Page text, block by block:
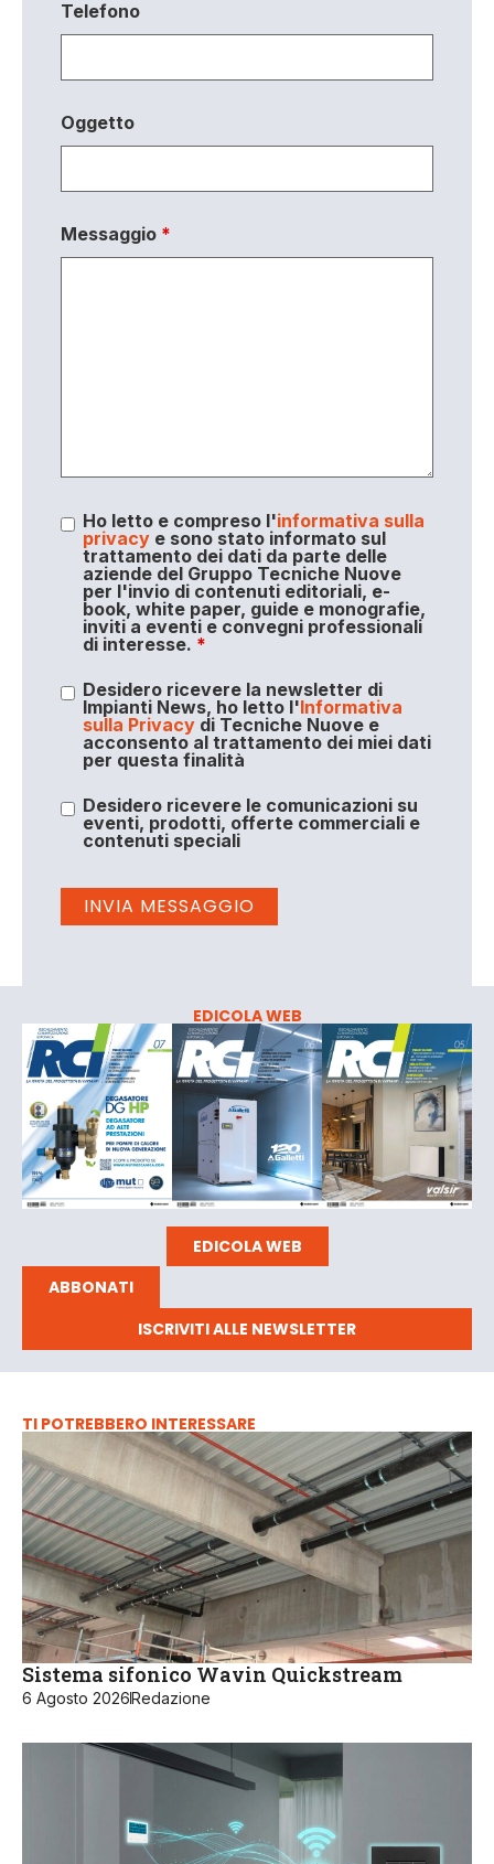
Telefono
Oggetto
Messaggio *
Ho letto e compreso l'informativa sulla
privacye sono stato informato sul
trattamento dei dati da parte delle
aziende del Gruppo Tecniche Nuove
per l'invio di contenuti editoriali, e-
book, white paper, guide e monografie,
inviti a eventi e convegni professionali
di interesse. *
Desidero ricevere la newsletter di
Impianti News, ho letto l'Informativa
sulla Privacydi Tecniche Nuove e
acconsento al trattamento dei miei dati
per questa finalità
Desidero ricevere le comunicazioni su
eventi, prodotti, offerte commerciali e
contenuti speciali
EDICOLA WEB
EDICOLA WEB
ABBONATI
ISCRIVITI ALLE NEWSLETTER
TI POTREBBERO INTERESSARE
Sistema sifonico Wavin Quickstream
6 Agosto 2026Redazione